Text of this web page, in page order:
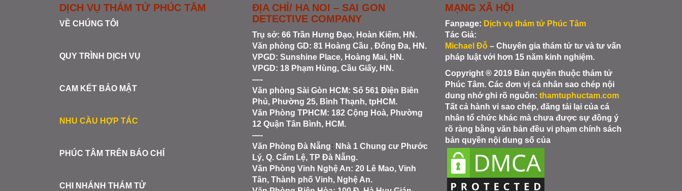
DỊCH VỤ THÁM TỬ PHÚC TÂM
VỀ CHÚNG TÔI
QUY TRÌNH DỊCH VỤ
CAM KẾT BẢO MẬT
NHU CẦU HỢP TÁC
PHÚC TÂM TRÊN BÁO CHÍ
CHI NHÁNH THÁM TỬ
ĐỊA CHỈ/ HA NOI – SAI GON
DETECTIVE COMPANY
Trụ sở: 66 Trần Hưng Đạo, Hoàn Kiếm, HN.
Văn phòng GD: 81 Hoàng Cầu , Đống Đa, HN.
VPGD: Sunshine Place, Hoàng Mai, HN.
VPGD: 18 Phạm Hùng, Cầu Giấy, HN.
—-
Văn phòng Sài Gòn HCM: Số 561 Điện Biên
Phủ, Phường 25, Bình Thạnh, tpHCM.
Văn Phòng TPHCM: 182 Cộng Hoà, Phường
12 Quận Tân Bình, HCM.
—-
Văn Phòng Đà Nẵng: Nhà 1 Chung cư Phước
Lý, Q. Cẩm Lệ, TP Đà Nẵng.
Văn Phòng Vinh Nghệ An: 20 Lê Mao, Vinh
Tân, Thành phố Vinh, Nghệ An.
MẠNG XÃ HỘI
Fanpage: Dịch vụ thám tử Phúc Tâm
Tác Giả:
Michael Đỗ – Chuyên gia thám tử tư và tư vấn
pháp luật với hơn 15 năm kinh nghiệm.
Copyright ® 2019 Bản quyền thuộc thám tử
Phúc Tâm. Các đơn vị cá nhân sao chép nội
dung nhớ ghi rõ nguồn: thamtuphuctam.com
Tất cả hành vi sao chép, đăng tải lại của cá
nhân tổ chức khác mà chưa được sự đồng ý
rõ ràng bằng văn bản đều vi phạm chính sách
bản quyền nội dung số của